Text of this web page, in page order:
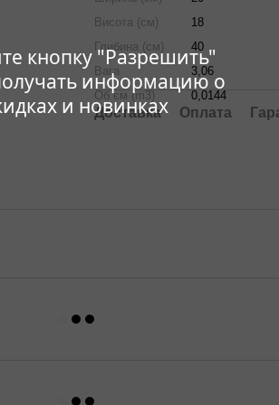
кнопку "Разрешить"
информацию о
и новинках
Висота (см)
18
Глибина (см)
40
Вага
3,06
Об`єм (m3)
0,0144
Доставка Оплата